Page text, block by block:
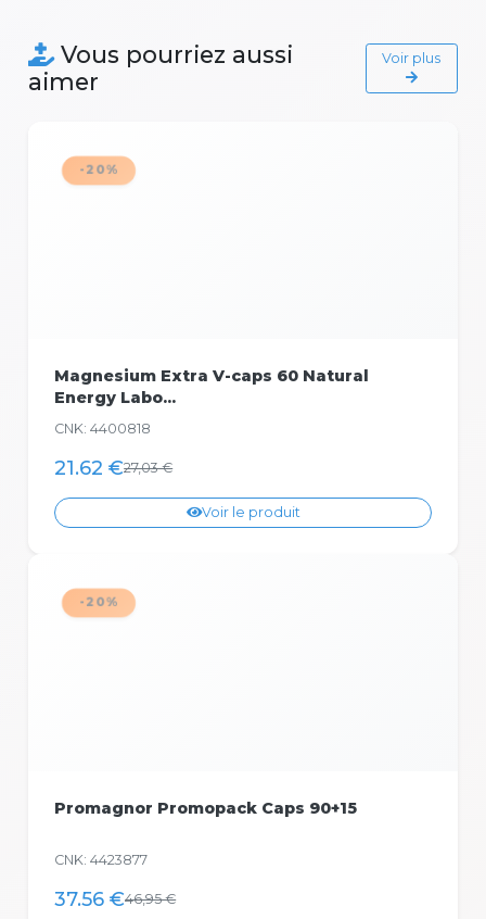
Vous pourriez aussi
aimer
Voir plus
-20%
Magnesium Extra V-caps 60 Natural
Energy Labo...
CNK: 4400818
21.62 €27,03 €
Voir le produit
-20%
Promagnor Promopack Caps 90+15
CNK: 4423877
37.56 €46,95 €